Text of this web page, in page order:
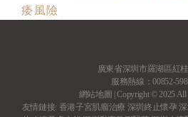
痿風險
廣東省深圳市羅湖區紅
服務熱線：00852-
網站地圖 | Copyright © 2025 All
友情鏈接: 香港子宮肌瘤治療 深圳終止懷孕